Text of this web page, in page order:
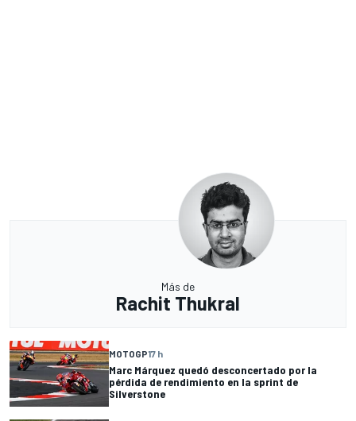
Más de
Rachit Thukral
MOTOGP17 h
Marc Márquez quedó desconcertado por la
pérdida de rendimiento en la sprint de
Silverstone